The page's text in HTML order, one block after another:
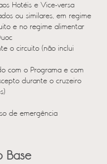
Hotéis e Vice-versa
ou similares, em regime
e no regime alimentar
o circuito (não inclui
com o Programa e com
durante o cruzeiro
de emergência
Base